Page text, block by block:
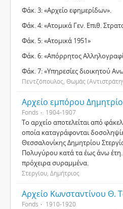
Φάκ. 3: «Αρχείο εφημερίδων».
Φάκ. 4: «Ατομικά Γεν. Επιθ.
Φάκ. 5: «Ατομικά 1951»
Φάκ. 6: «Απόρρητος
Φάκ. 7: «Υπηρεσίες διοικητού
Πεντζόπουλος, Θωμάς
Αρχείο εμπόρου
Fonds 1904-1907
Το αρχείο αποτελείται από
οποία καταγράφονται
Θεσσαλονίκης Δημητρίου
Πολυγύρου κατά τα έως άνω
πρόχειρα συραμμένα.
Στεργίου, Δημήτριος
Αρχείο Κωνσταντίνου Θ.
Fonds 1910-1920